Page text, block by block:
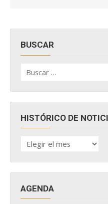
BUSCAR
por:
HISTÓRICO DE
HISTÓRICO
DE
AGENDA